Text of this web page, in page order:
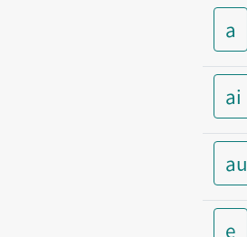
a
ai
au
e